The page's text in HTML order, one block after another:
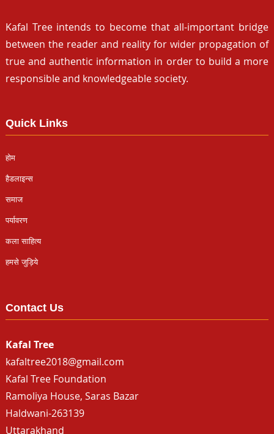
Kafal Tree intends to become that all-important bridge
between the reader and reality for wider propagation of
true and authentic information in order to build a more
responsible and knowledgeable society.
Quick Links
होम
हैडलाइन्स
समाज
पर्यावरण
कला साहित्य
हमसे जुड़िये
Contact Us
Kafal Tree
kafaltree2018@gmail.com
Kafal Tree Foundation
Ramoliya House, Saras Bazar
Haldwani-263139
Uttarakhand